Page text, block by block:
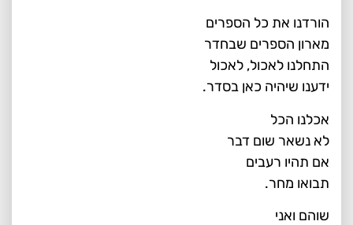
הורדנו את כל הספרים
מארון הספרים שבחדר
התחלנו לאכול, לאכול
ידענו שיהיה כאן בסדר.
אכלנו הכל
לא נשאר שום דבר
אם תהיו רעבים
תבואו מחר.
שוהם ואני